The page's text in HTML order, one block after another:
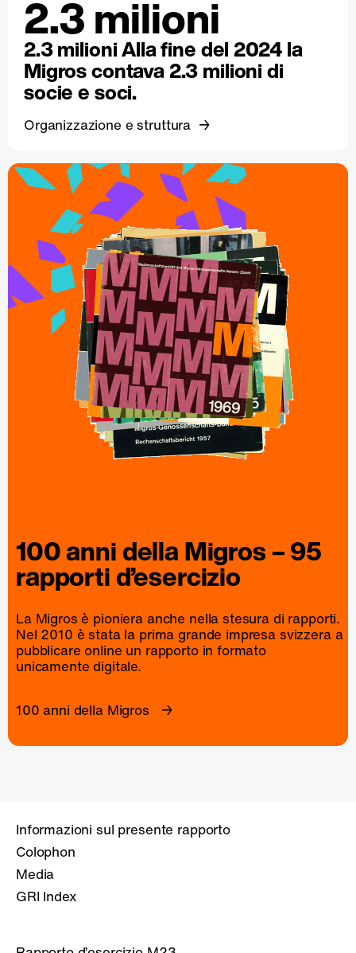
2.3 milioni
2.3 milioni Alla fine del 2024 la
Migros contava 2.3 milioni di
socie e soci.
Organizzazione e struttura
100 anni dellaMigros– 95
rapportid’esercizio
La Migros è pioniera anche nella stesura di rapporti.
Nel 2010 è stata la prima grande impresa svizzera a
pubblicare online un rapportoin formato
unicamente digitale.
100 anni della Migros
Informazioni sul presente rapporto
Colophon
Media
GRI Index